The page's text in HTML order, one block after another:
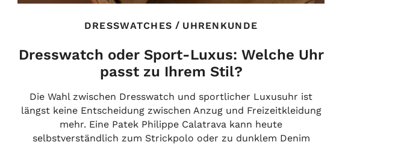
DRESSWATCHES / UHRENKUNDE
Dresswatch oder Sport-Luxus: Welche Uhr
passt zu Ihrem Stil?
Die Wahl zwischen Dresswatch und sportlicher Luxusuhr ist
längst keine Entscheidung zwischen Anzug und Freizeitkleidung
mehr. Eine Patek Philippe Calatrava kann heute
selbstverständlich zum Strickpolo oder zu dunklem Denim